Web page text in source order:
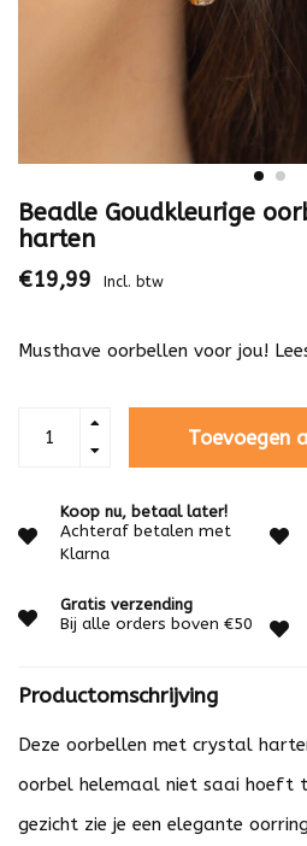
Beadle Goudkleurige
harten
€19,99 Incl. btw
Musthave oorbellen voor jou!
Toevoegen
Koop nu, betaal later!
Achteraf betalen met
Klarna
Gratis verzending
Bij alle orders boven €50
Productomschrijving
Deze oorbellen met crystal
oorbel helemaal niet saai hoeft
gezicht zie je een elegante